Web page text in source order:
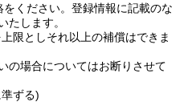
ください。登録情報に記載のな
たします。
限としそれ以上の補償はできま
の場合についてはお断りさせて
ずる)